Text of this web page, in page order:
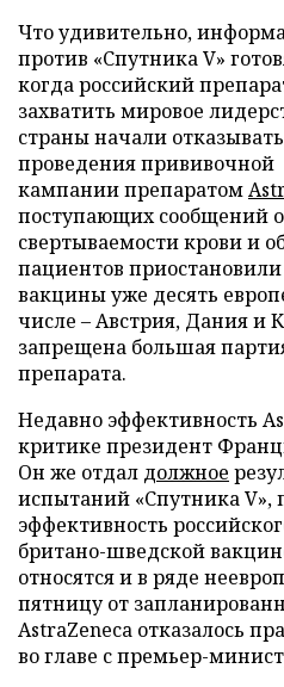
Что удивительно,
против «Спутника V»
когда российский
захватить мировое
страны начали
проведения прививочной
кампании препаратом
поступающих сообщений
свертываемости крови и
пациентов
вакцины уже десять
числе – Австрия, Дания и
запрещена большая
препарата.
Недавно эффективность
критике президент
Он же отдал должное
испытаний «Спутника V»,
эффективность
британо-шведской
относятся и в ряде
пятницу от
AstraZeneca отказалось
во главе с премьер-